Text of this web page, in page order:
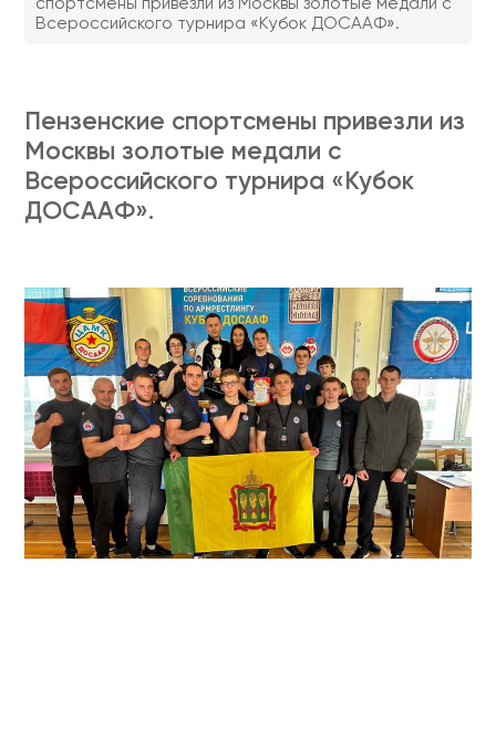
Всероссийского турнира «Кубок ДОСААФ».
Пензенские спортсмены привезли из
Москвы золотые медали с
Всероссийского турнира «Кубок
ДОСААФ».